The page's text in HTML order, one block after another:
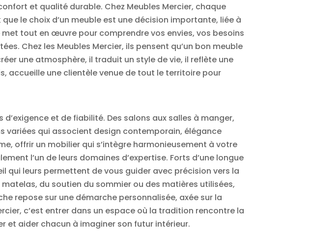
et qualité durable. Chez Meubles Mercier, chaque
le choix d’un meuble est une décision importante, liée à
tout en œuvre pour comprendre vos envies, vos besoins
Chez les Meubles Mercier, ils pensent qu’un bon meuble
une atmosphère, il traduit un style de vie, il reflète une
accueille une clientèle venue de tout le territoire pour
et de fiabilité. Des salons aux salles à manger,
variées qui associent design contemporain, élégance
offrir un mobilier qui s’intègre harmonieusement à votre
l’un de leurs domaines d’expertise. Forts d’une longue
qui leurs permettent de vous guider avec précision vers la
du soutien du sommier ou des matières utilisées,
repose sur une démarche personnalisée, axée sur la
c’est entrer dans un espace où la tradition rencontre la
et aider chacun à imaginer son futur intérieur.